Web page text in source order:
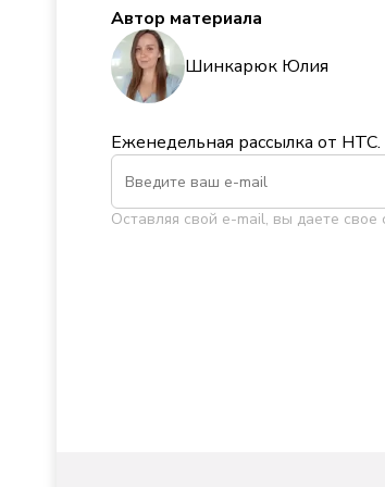
Автор материала
Шинкарюк Юлия
Еженедельная рассылка от
Оставляя свой e-mail, вы даете свое